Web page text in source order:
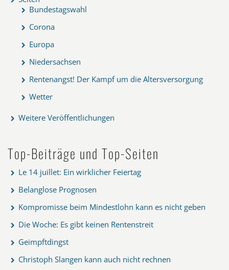
Bundestagswahl
Corona
Europa
Niedersachsen
Rentenangst! Der Kampf um die Altersversorgung
Wetter
Weitere Veröffentlichungen
Top-Beiträge und Top-Seiten
Le 14 juillet: Ein wirklicher Feiertag
Belanglose Prognosen
Kompromisse beim Mindestlohn kann es nicht geben
Die Woche: Es gibt keinen Rentenstreit
Geimpftdingst
Christoph Slangen kann auch nicht rechnen